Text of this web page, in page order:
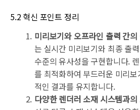
5.2 혁신 포인트 정리
미리보기와 오프라인 출력 간
는 실시간 미리보기와 최종 출
수준의 유사성을 구현합니다.
를 최적화하여 부드러운 미리
적인 결과를 유지합니다.
다양한 렌더러 소재 시스템과의